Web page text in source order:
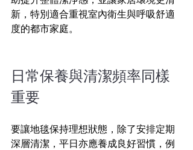
新，特別適合重視室內衛生與呼吸舒適
度的都市家庭。
日常保養與清潔頻率同樣
重要
要讓地毯保持理想狀態，除了安排定期
深層清潔，平日亦應養成良好習慣，例